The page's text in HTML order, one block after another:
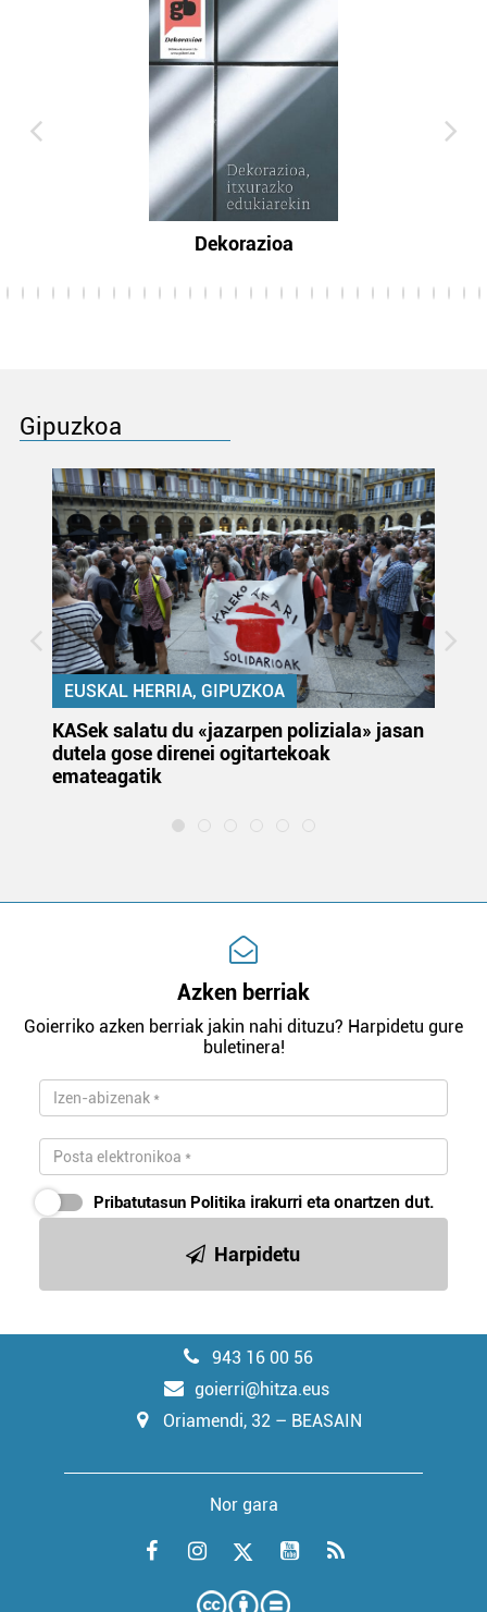
Dekorazioa
Gipuzkoa
EUSKAL HERRIA, GIPUZKOA
KASek salatu du «jazarpen poliziala» jasan
dutela gose direnei ogitartekoak
emateagatik
Azken berriak
Goierriko azken berriak jakin nahi dituzu? Harpidetu gure
buletinera!
Pribatutasun Politika irakurri eta onartzen dut.
Harpidetu
943 16 00 56
goierri@hitza.eus
Oriamendi, 32 – BEASAIN
Nor gara